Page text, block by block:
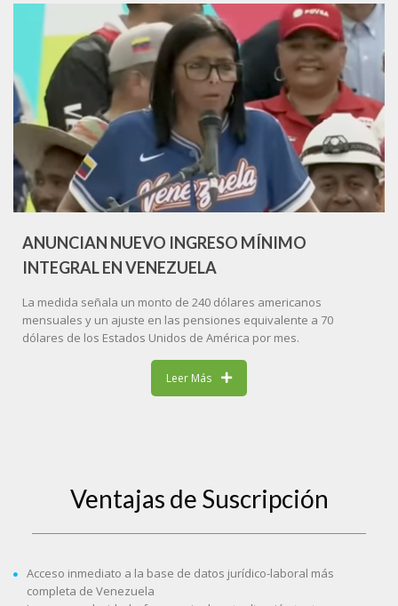
ANUNCIAN NUEVO INGRESO MÍNIMO
INTEGRAL EN VENEZUELA
La medida señala un monto de 240 dólares americanos
mensuales y un ajuste en las pensiones equivalente a 70
dólares de los Estados Unidos de América por mes.
Leer Más
Ventajas de Suscripción
Acceso inmediato a la base de datos jurídico-laboral más
completa de Venezuela